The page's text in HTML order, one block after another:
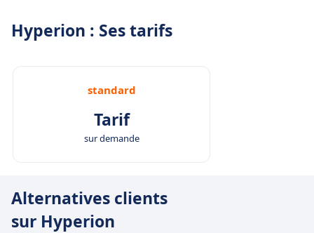
Hyperion : Ses tarifs
standard
Tarif
sur demande
Alternatives clients
sur Hyperion